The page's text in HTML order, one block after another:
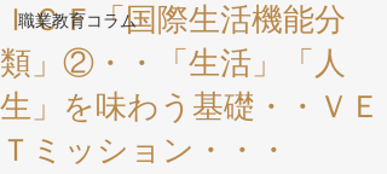
職業教育コラム
ＩＣＦ「国際生活機能分
類」②・・「生活」「人
生」を味わう基礎・・ＶＥ
Ｔミッション・・・